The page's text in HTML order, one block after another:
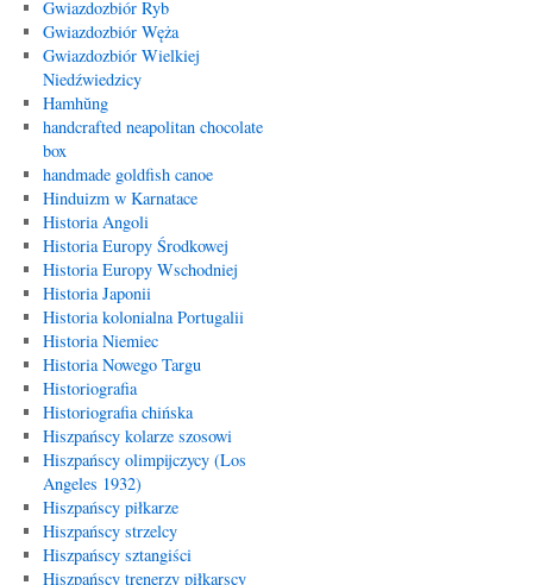
Gwiazdozbiór Ryb
Gwiazdozbiór Węża
Gwiazdozbiór Wielkiej
Niedźwiedzicy
Hamhŭng
handcrafted neapolitan chocolate
box
handmade goldfish canoe
Hinduizm w Karnatace
Historia Angoli
Historia Europy Środkowej
Historia Europy Wschodniej
Historia Japonii
Historia kolonialna Portugalii
Historia Niemiec
Historia Nowego Targu
Historiografia
Historiografia chińska
Hiszpańscy kolarze szosowi
Hiszpańscy olimpijczycy (Los
Angeles 1932)
Hiszpańscy piłkarze
Hiszpańscy strzelcy
Hiszpańscy sztangiści
Hiszpańscy trenerzy piłkarscy